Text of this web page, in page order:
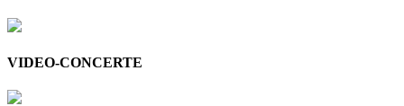
VIDEO-CONCERTE